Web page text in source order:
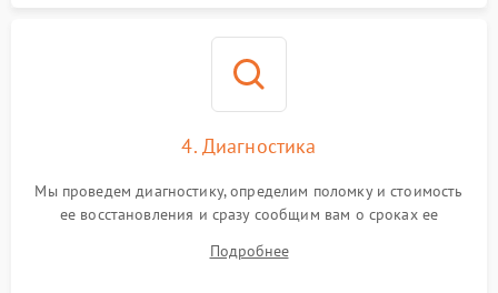
4. Диагностика
Мы проведем диагностику, определим поломку и стоимость
ее восстановления и сразу сообщим вам о сроках ее
Подробнее